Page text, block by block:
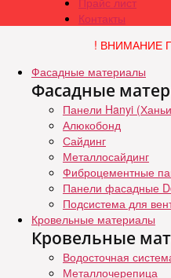
Контакты
! ВНИМАНИЕ
Фасадные материалы
Фасадные
Панели Hanyi
Алюкобонд
Сайдинг
Металлосайдинг
Фиброцементные
Панели фасадные
Подсистема для
Кровельные материалы
Кровельные
Водосточная
Металлочерепица